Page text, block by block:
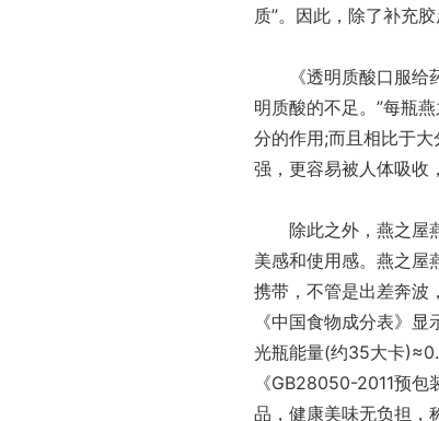
质”。因此，除了补充
《透明质酸口服给药
明质酸的不足。”每瓶
分的作用;而且相比于
强，更容易被人体吸收
除此之外，燕之屋燕
美感和使用感。燕之屋
携带，不管是出差奔波
《中国食物成分表》
光瓶能量(约35大卡
《GB28050-2011预
品，健康美味无负担，